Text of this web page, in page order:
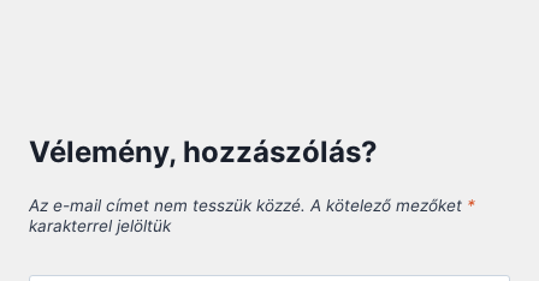
Vélemény, hozzászólás?
Az e-mail címet nem tesszük közzé. A kötelező mezőket *
karakterrel jelöltük